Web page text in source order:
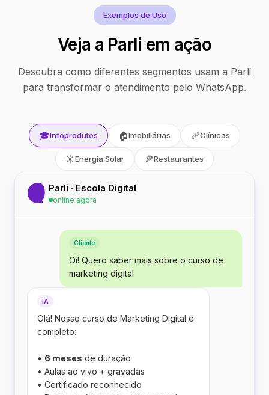
Exemplos de Uso
Veja a Parli em ação
Descubra como diferentes segmentos usam a Parli
para transformar o atendimento pelo WhatsApp.
🎓Infoprodutos 🏠Imobiliárias 🩹Clínicas
☀️Energia Solar 🍕Restaurantes
Parli · Escola Digital
online agora
Cliente
Oi! Quero saber mais sobre o curso de
marketing digital
IA
Olá! Nosso curso de Marketing Digital é
completo:
• 6 meses de duração
• Aulas ao vivo + gravadas
• Certificado reconhecido